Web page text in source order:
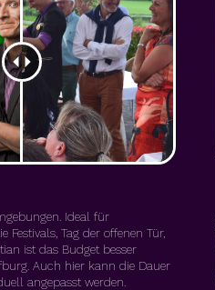
Ideal für
Festivals, Tag der offenen Tür,
ist das Budget besser
Auch hier kann die Dauer
angepasst werden.